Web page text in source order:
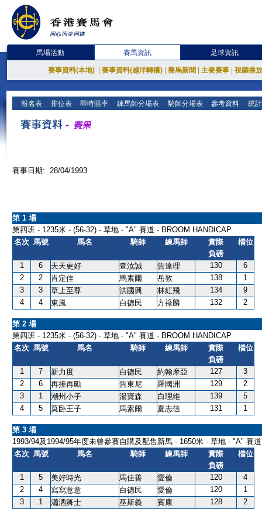
馬場活動 賽馬資訊 足球資訊
賽事資料(本地) 賽事資料(越洋轉播) 賽馬新聞 主要賽事 視聽播
報名表 排位表 即時賠率 練馬師分場表 騎師分場表 參考資料 統
賽事日期: 28/04/1993
第 1 場
第四班 - 1235米 - (56-32) - 草地 - "A" 賽道 - BROOM HANDICAP
名次 馬號 馬名 騎師 練馬師
實際
負磅
檔位
1 6 天天更好 查汝誠 告達理 130
6
2
2 肯定佳 馬素爾 岳敦 138
1
3
3 草上至尊 洪國興 林紅飛 134
9
4
4 東風 白德民 方祿麟 132 2
第 2 場
第四班 - 1235米 - (56-32) - 草地 - "A" 賽道 - BROOM HANDICAP
名次 馬號 馬名 騎師 練馬師
實際
負磅
檔位
1 7 新力度 白德民 約翰摩亞 127
3
2
6 再接再勵 告東尼 羅國洲 129
2
3
1 潮州小子 湯寶森 白理維 139
5
4
5 莫卧王子 馬素爾 夏志信 131 1
第 3 場
1993/94及1994/95年度未曾參賽自購及配售新馬 - 1650米 - 草地 - "A" 賽
名次 馬號 馬名 騎師 練馬師
實際
負磅
檔位
1 5 美好時光 馬佳善 愛倫 120
4
2
4 寫寫意意 白德民 愛倫 120
1
3
1 瀟洒舞士 巫斯義 賓康 128
2